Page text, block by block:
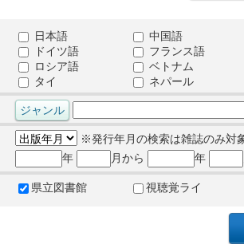
日本語
中国語
ドイツ語
フランス語
ロシア語
ベトナム
タイ
ネパール
※発行年月の検索は雑誌のみ対
年
月から 年
県立図書館 視聴覚ライ